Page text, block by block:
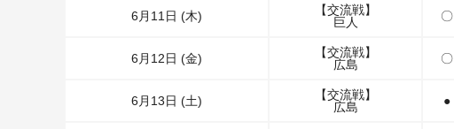
6月11日 (木)
【交流戦】
巨人
〇
6月12日 (金)
【交流戦】
広島
〇
6月13日 (土)
【交流戦】
広島
●